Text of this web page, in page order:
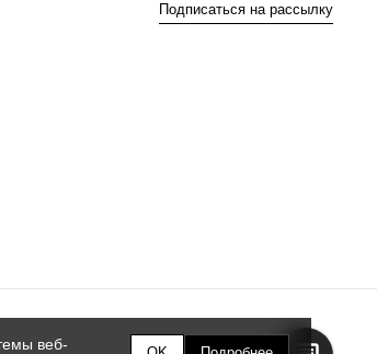
Подписаться на рассылку
веб-